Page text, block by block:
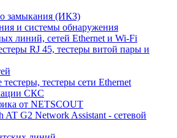
замыкания (ИКЗ)
и системы обнаружения
линий, сетей Ethernet и Wi-Fi
RJ 45, тестеры витой пары и
тестеры сети Ethernet
СКС
от NETSCOUT
G2 Network Assistant - сетевой